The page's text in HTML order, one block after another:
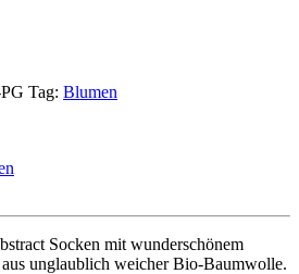
Tag: Blumen
Socken mit wunderschönem
unglaublich weicher Bio-Baumwolle.